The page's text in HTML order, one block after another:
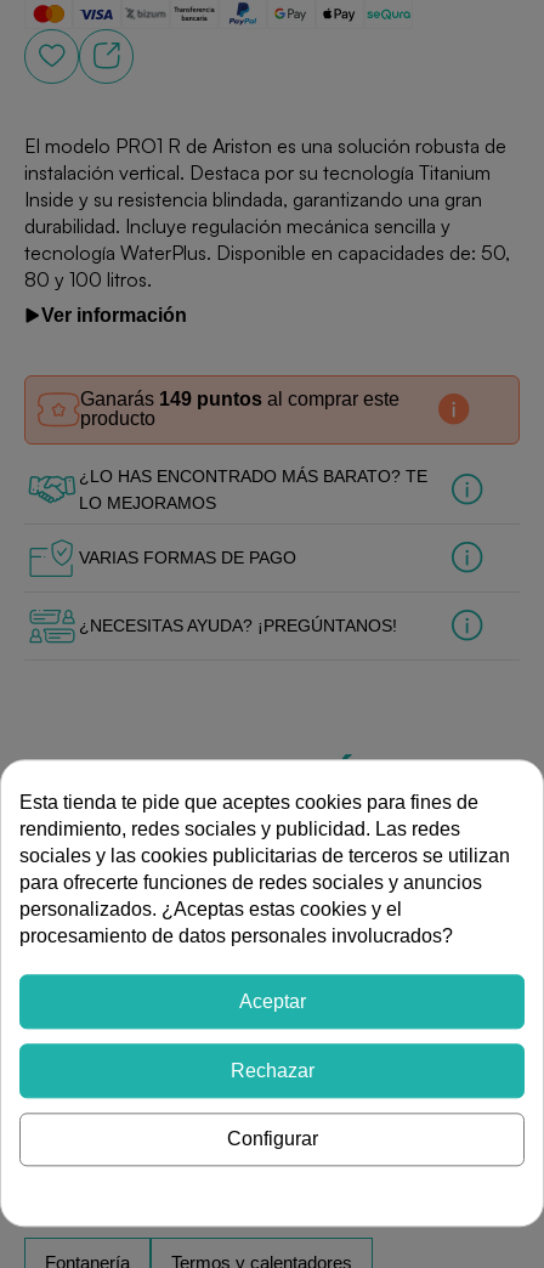
El modelo PRO1 R de Ariston es una solución robusta de
instalación vertical. Destaca por su tecnología Titanium
Inside y su resistencia blindada, garantizando una gran
durabilidad. Incluye regulación mecánica sencilla y
tecnología WaterPlus. Disponible en capacidades de: 50,
80 y 100 litros.
Ver información
Ganarás 149 puntos al comprar este
producto
¿LO HAS ENCONTRADO MÁS BARATO? TE
LO MEJORAMOS
VARIAS FORMAS DE PAGO
¿NECESITAS AYUDA? ¡PREGÚNTANOS!
ESPECIFICACIONES TÉCNICAS
Instalación Vertical
DESCRIPCIÓN
El Ariston PRO1 R es un termo clásico renovado con
Titanium Inside a 850°C asegura una robustez
excepcional. Diseñado para instalación vertical, cuenta
con regulación mecánica externa fácil de usar y
tecnología WaterPlus. Es la opción fiable para quienes
durabilidad. Disponible en capacidades: 50, 80 y 100
Fontanería Termos y calentadores
Esta tienda te pide que aceptes cookies para fines de
rendimiento, redes sociales y publicidad. Las redes
sociales y las cookies publicitarias de terceros se utilizan
para ofrecerte funciones de redes sociales y anuncios
personalizados. ¿Aceptas estas cookies y el
procesamiento de datos personales involucrados?
Aceptar
Rechazar
Configurar